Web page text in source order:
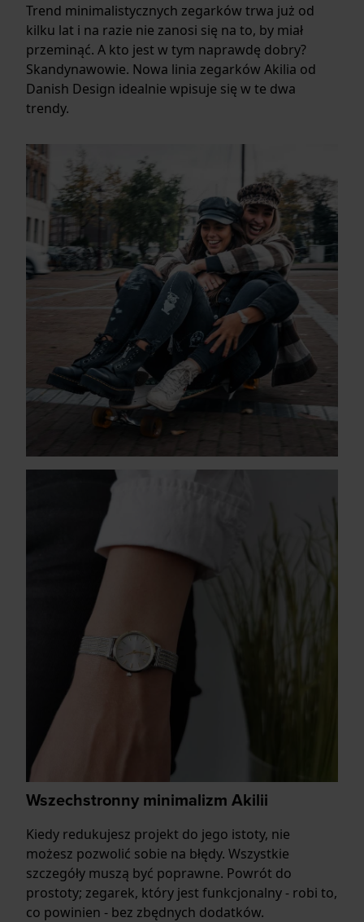
Trend minimalistycznych zegarków trwa już od
kilku lat i na razie nie zanosi się na to, by miał
przeminąć. A kto jest w tym naprawdę dobry?
Skandynawowie. Nowa linia zegarków Akilia od
Danish Design idealnie wpisuje się w te dwa
trendy.
Wszechstronny minimalizm Akilii
Kiedy redukujesz projekt do jego istoty, nie
możesz pozwolić sobie na błędy. Wszystkie
szczegóły muszą być poprawne. Powrót do
prostoty; zegarek, który jest funkcjonalny - robi to,
co powinien - bez zbędnych dodatków.